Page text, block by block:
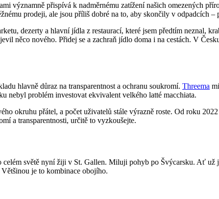
významně přispívá k nadměrnému zatížení našich omezených
prodeji, ale jsou příliš dobré na to, aby skončily v odpadcích –
dezerty a hlavní jídla z restaurací, které jsem předtím neznal,
něco nového. Přidej se a zachraň jídlo doma i na cestách. V
hlavně důraz na transparentnost a ochranu soukromí. Threema
nebyl problém investovat ekvivalent velkého latté macchiata.
okruhu přátel, a počet uživatelů stále výrazně roste. Od roku
a transparentnosti, určitě to vyzkoušejte.
světě nyní žiji v St. Gallen. Miluji pohyb po Švýcarsku. Ať
je to kombinace obojího.